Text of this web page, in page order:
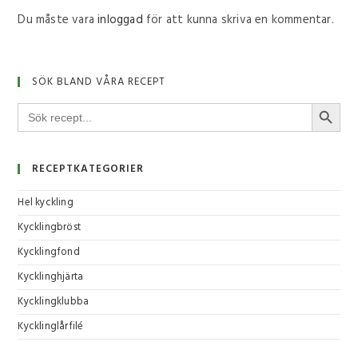
Du måste varainloggad för att kunna skriva en kommentar.
SÖK BLAND VÅRA RECEPT
Sök
efter:
RECEPTKATEGORIER
Hel kyckling
Kycklingbröst
Kycklingfond
Kycklinghjärta
Kycklingklubba
Kycklinglårfilé